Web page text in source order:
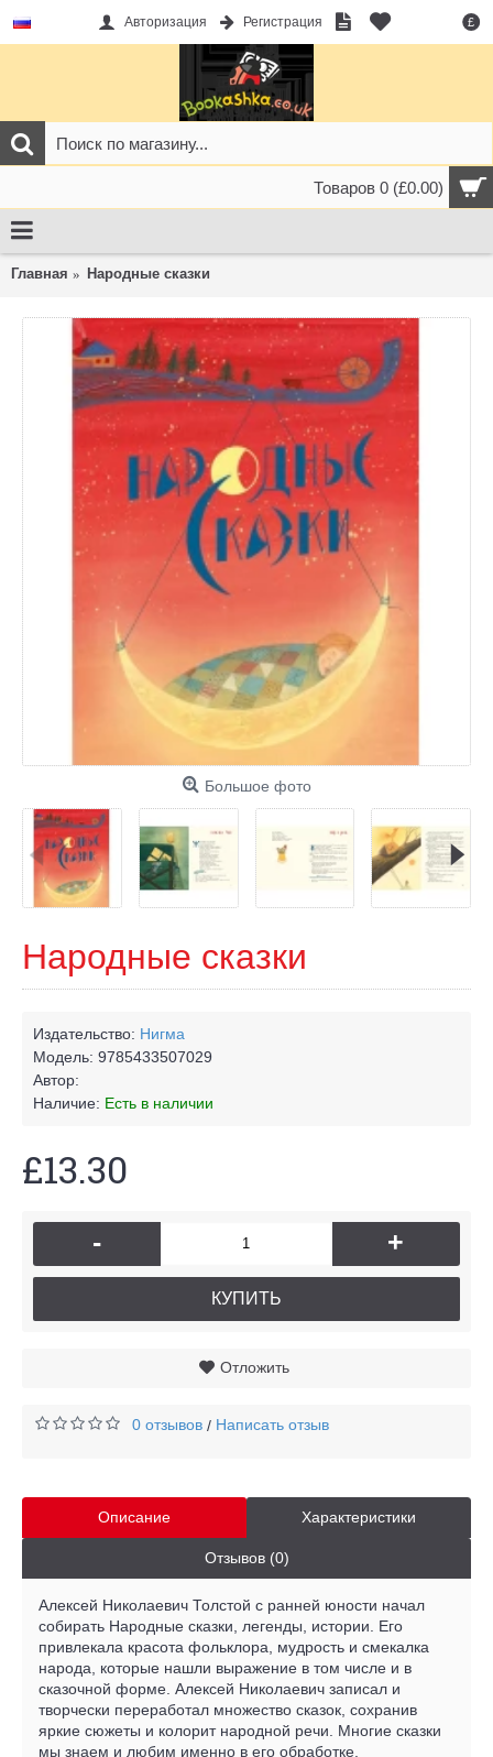
£
Авторизация Регистрация
Товаров 0 (£0.00)
Главная Народные сказки
Большое фото
Народные сказки
Издательство: Нигма
Модель: 9785433507029
Автор:
Наличие: Есть в наличии
£13.30
- +
КУПИТЬ
Отложить
0 отзывов / Написать отзыв
Описание Характеристики
Отзывов (0)
Алексей Николаевич Толстой с ранней юности начал
собирать Народные сказки, легенды, истории. Его
привлекала красота фольклора, мудрость и смекалка
народа, которые нашли выражение в том числе и в
сказочной форме. Алексей Николаевич записал и
творчески переработал множество сказок, сохранив
яркие сюжеты и колорит народной речи. Многие сказки
мы знаем и любим именно в его обработке.